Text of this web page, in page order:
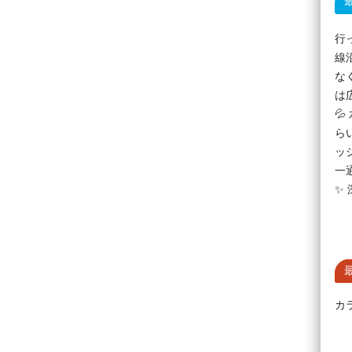
行
線
な
は
💦
ら
ッ
一
✨
カ